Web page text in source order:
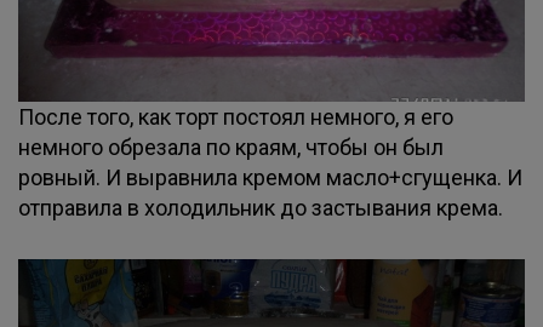
После того, как торт постоял немного, я его
немного обрезала по краям, чтобы он был
ровный. И выравнила кремом масло+сгущенка. И
отправила в холодильник до застывания крема.